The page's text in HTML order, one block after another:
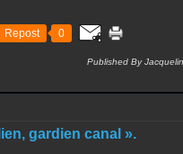
Repost 0
Published By
gardien canal ».